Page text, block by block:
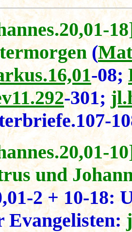
(
-08;
-301;
und
2 + 10-18:
Evangelisten: